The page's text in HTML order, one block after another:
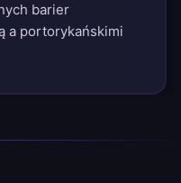
barier
a portorykańskimi